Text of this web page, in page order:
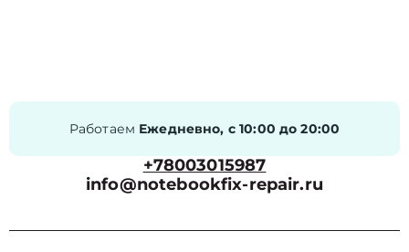
Работаем Ежедневно, с 10:00 до 20:00
+78003015987
info@notebookfix-repair.ru